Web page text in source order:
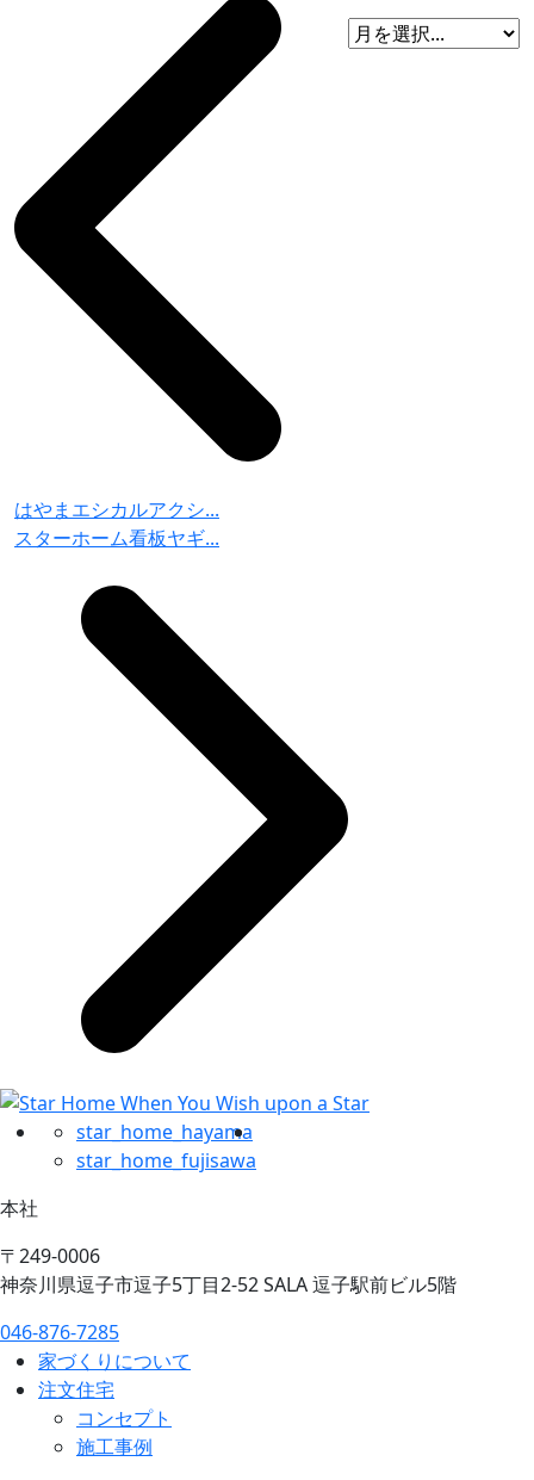
はやまエシカルアクシ...
スターホーム看板ヤギ...
star_home_hayama
star_home_fujisawa
本社
〒249-0006
神奈川県逗子市逗子5丁目2-52 SALA 逗子駅前ビル5階
046-876-7285
家づくりについて
注文住宅
コンセプト
施工事例